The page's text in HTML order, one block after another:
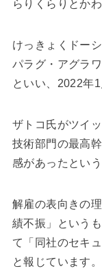
らりくらりとか
けっきょくドー
パラグ・アグラ
といい、2022年
ザトコ氏がツイ
技術部門の最高
感があったという
解雇の表向きの
績不振」という
て「同社のセキ
と報じています。